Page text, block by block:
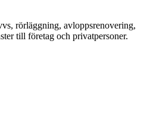
rörläggning, avloppsrenovering,
till företag och privatpersoner.